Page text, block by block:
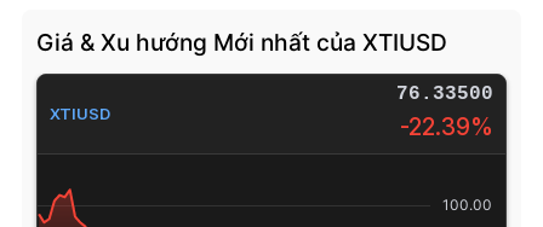
Giá & Xu hướng Mới nhất của XTIUSD
XTIUSD
76.33500
-22.39%